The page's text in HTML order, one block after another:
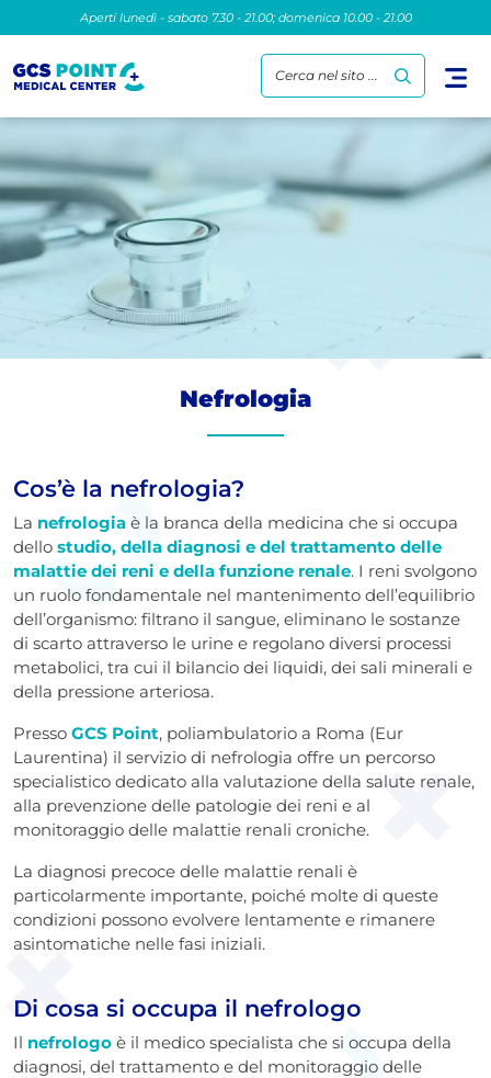
Aperti lunedì - sabato 7.30 - 21.00; domenica 10.00 - 21.00
Cerca nel sito ...
Nefrologia
Cos’è la nefrologia?
La nefrologia è la branca della medicina che si occupa
dello studio, della diagnosi e del trattamento delle
malattie dei reni e della funzione renale. I reni svolgono
un ruolo fondamentale nel mantenimento dell’equilibrio
dell’organismo: filtrano il sangue, eliminano le sostanze
di scarto attraverso le urine e regolano diversi processi
metabolici, tra cui il bilancio dei liquidi, dei sali minerali e
della pressione arteriosa.
Presso GCS Point, poliambulatorio a Roma (Eur
Laurentina) il servizio di nefrologia offre un percorso
specialistico dedicato alla valutazione della salute renale,
alla prevenzione delle patologie dei reni e al
monitoraggio delle malattie renali croniche.
La diagnosi precoce delle malattie renali è
particolarmente importante, poiché molte di queste
condizioni possono evolvere lentamente e rimanere
asintomatiche nelle fasi iniziali.
Di cosa si occupa il nefrologo
Il nefrologo è il medico specialista che si occupa della
diagnosi, del trattamento e del monitoraggio delle